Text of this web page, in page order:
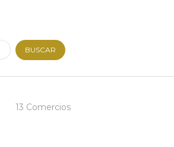
BUSCAR
13 Comercios